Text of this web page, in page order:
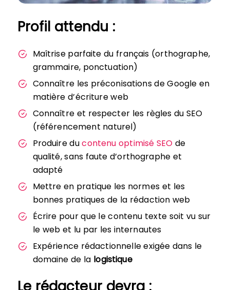
Profil attendu :
Maîtrise parfaite du français (orthographe,
grammaire, ponctuation)
Connaître les préconisations de Google en
matière d’écriture web
Connaître et respecter les règles du SEO
(référencement naturel)
Produire ducontenu optimisé SEO de
qualité, sans faute d’orthographe et
adapté
Mettre en pratique les normes et les
bonnes pratiques de la rédaction web
Écrire pour que le contenu texte soit vu sur
le web et lu par les internautes
Expérience rédactionnelle exigée dans le
domaine de la logistique